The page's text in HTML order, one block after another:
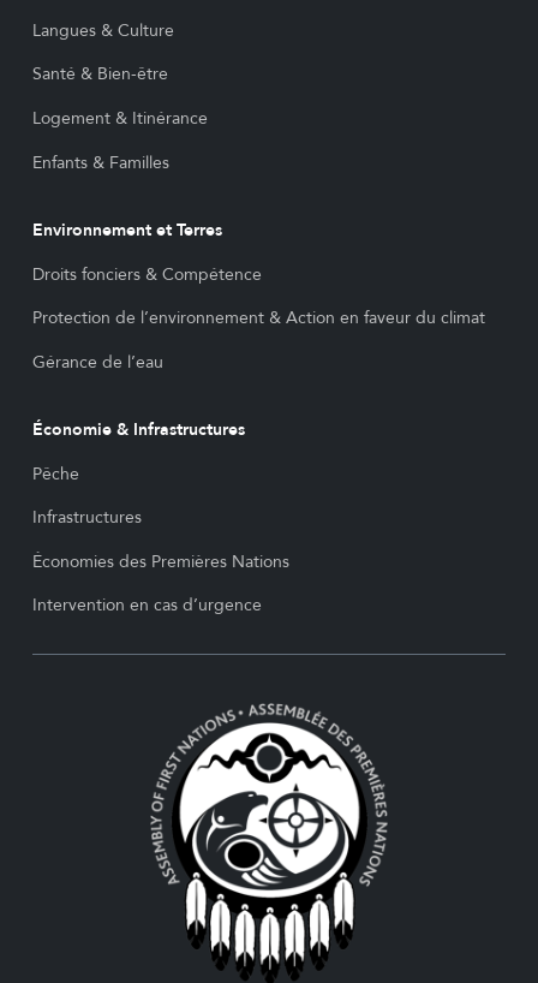
Langues & Culture
Santé & Bien-être
Logement & Itinérance
Enfants & Familles
Environnement et Terres
Droits fonciers & Compétence
Protection de l’environnement & Action en faveur du climat
Gérance de l’eau
Économie & Infrastructures
Pêche
Infrastructures
Économies des Premières Nations
Intervention en cas d’urgence